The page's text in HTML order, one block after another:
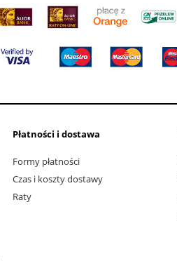
Płatności i dostawa
Formy płatności
Czas i koszty dostawy
Raty